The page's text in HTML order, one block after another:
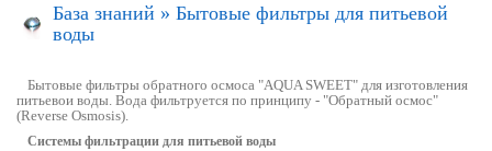
База знаний » Бытовые фильтры для питьевой
воды
Бытовые фильтры обратного осмоса "AQUA SWEET" для изготовления
питьевои воды. Вода фильтруется по принципу - "Обратный осмос"
(Reverse Osmosis).
Системы фильтрации для питьевой воды